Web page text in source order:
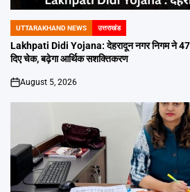
POSTED
IN
UTTARAKHAND NEWS उत्तराखंड
Lakhpati Didi Yojana: देहरादून नगर निगम ने 47
दिए चेक, बढ़ेगा आर्थिक सशक्तिकरण
on
August 5, 2026